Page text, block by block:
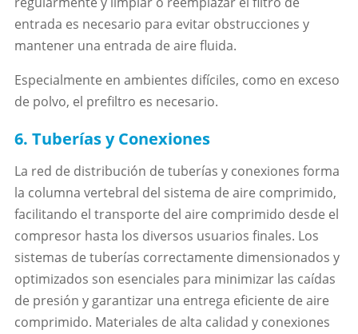
entrada es necesario para evitar obstrucciones y
mantener una entrada de aire fluida.
Especialmente en ambientes difíciles, como en exceso
de polvo, el prefiltro es necesario.
6. Tuberías y Conexiones
La red de distribución de tuberías y conexiones forma
la columna vertebral del sistema de aire comprimido,
facilitando el transporte del aire comprimido desde el
compresor hasta los diversos usuarios finales. Los
sistemas de tuberías correctamente dimensionados y
optimizados son esenciales para minimizar las caídas
de presión y garantizar una entrega eficiente de aire
comprimido. Materiales de alta calidad y conexiones